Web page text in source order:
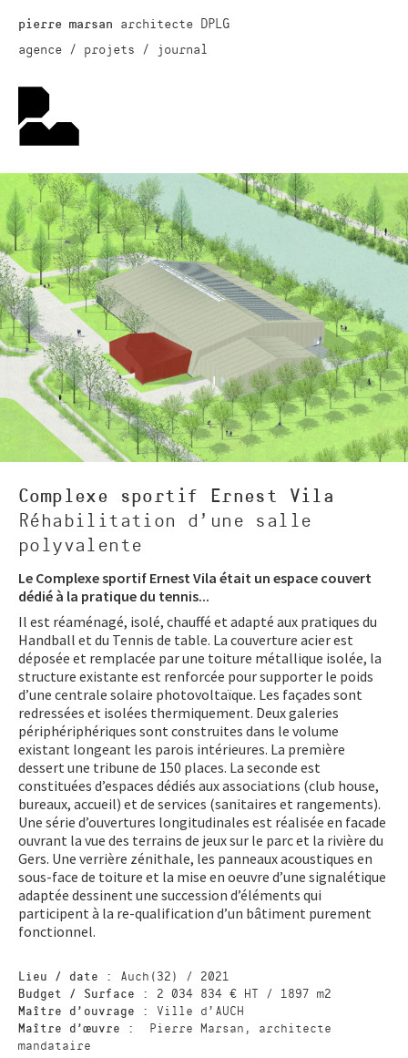
pierre marsan architecte DPLG
agence
projets journal
Complexe sportif Ernest Vila
Réhabilitation d’une salle
polyvalente
Le Complexe sportif Ernest Vila était un espace couvert
dédié à la pratique du tennis...
Il est réaménagé, isolé, chauffé et adapté aux pratiques du
Handball et du Tennis de table. La couverture acier est
déposée et remplacée par une toiture métallique isolée, la
structure existante est renforcée pour supporter le poids
d’une centrale solaire photovoltaïque. Les façades sont
redressées et isolées thermiquement. Deux galeries
périphériphériques sont construites dans le volume
existant longeant les parois intérieures. La première
dessert une tribune de 150 places. La seconde est
constituées d’espaces dédiés aux associations (club house,
bureaux, accueil) et de services (sanitaires et rangements).
Une série d’ouvertures longitudinales est réalisée en facade
ouvrant la vue des terrains de jeux sur le parc et la rivière du
Gers. Une verrière zénithale, les panneaux acoustiques en
sous-face de toiture et la mise en oeuvre d’une signalétique
adaptée dessinent une succession d’éléments qui
participent à la re-qualification d’un bâtiment purement
fonctionnel.
Lieu / date : Auch(32) / 2021
Budget / Surface : 2 034 834 € HT / 1897 m2
Maître d’ouvrage : Ville d’AUCH
Maître d’œuvre :
Pierre Marsan, architecte
mandataire